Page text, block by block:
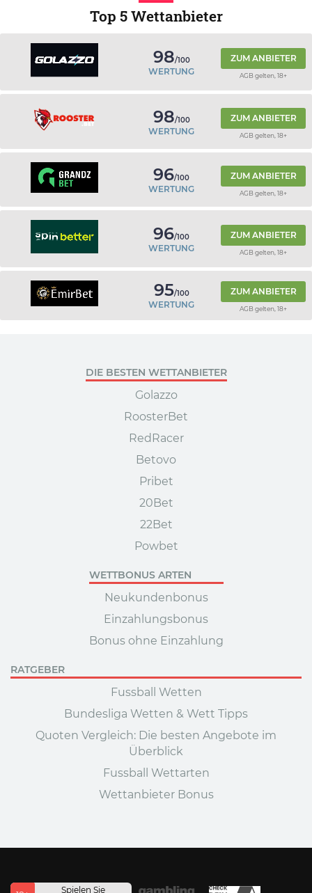
Top 5 Wettanbieter
98/100
WERTUNG
ZUM ANBIETER
AGB gelten, 18+
98/100
WERTUNG
ZUM ANBIETER
AGB gelten, 18+
96/100
WERTUNG
ZUM ANBIETER
AGB gelten, 18+
96/100
WERTUNG
ZUM ANBIETER
AGB gelten, 18+
95/100
WERTUNG
ZUM ANBIETER
AGB gelten, 18+
DIE BESTEN WETTANBIETER
Golazzo
RoosterBet
RedRacer
Betovo
Pribet
20Bet
22Bet
Powbet
WETTBONUS ARTEN
Neukundenbonus
Einzahlungsbonus
Bonus ohne Einzahlung
RATGEBER
Fussball Wetten
Bundesliga Wetten & Wett Tipps
Quoten Vergleich: Die besten Angebote im
Überblick
Fussball Wettarten
Wettanbieter Bonus
Spielen Sie